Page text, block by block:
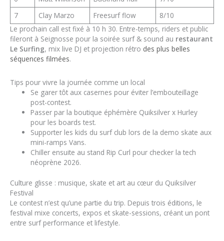
7
Clay Marzo Freesurf flow
8/10
Le prochain call est fixé à 10 h 30. Entre-temps, riders et public
fileront à Seignosse pour la soirée surf & sound au restaurant
Le Surfing, mix live DJ et projection rétro des plus belles
séquences filmées.
Tips pour vivre la journée comme un local
Se garer tôt aux casernes pour éviter l’embouteillage
post-contest.
Passer par la boutique éphémère Quiksilver x Hurley
pour les boards test.
Supporter les kids du surf club lors de la demo skate aux
mini-ramps Vans.
Chiller ensuite au stand Rip Curl pour checker la tech
néoprène 2026.
Culture glisse : musique, skate et art au cœur du Quiksilver
Festival
Le contest n’est qu’une partie du trip. Depuis trois éditions, le
festival mixe concerts, expos et skate-sessions, créant un pont
entre surf performance et lifestyle.